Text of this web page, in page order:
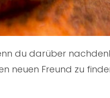
du darüber
neuen Freund zu